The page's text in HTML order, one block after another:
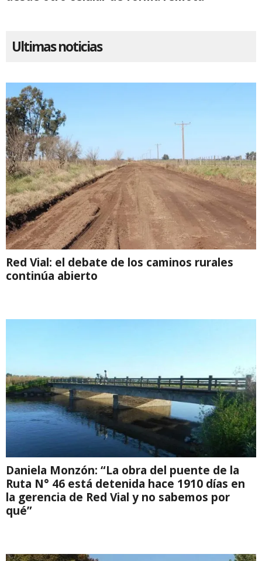
Ultimas noticias
Red Vial: el debate de los caminos rurales
continúa abierto
Daniela Monzón: “La obra del puente de la
Ruta N° 46 está detenida hace 1910 días en
la gerencia de Red Vial y no sabemos por
qué”